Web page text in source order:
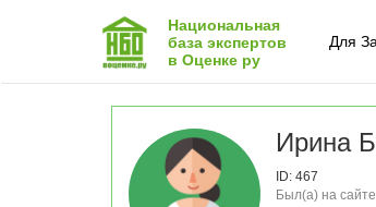
Национальная
база экспертов
в Оценке ру
Для
Ирина
ID: 467
Был(а) на